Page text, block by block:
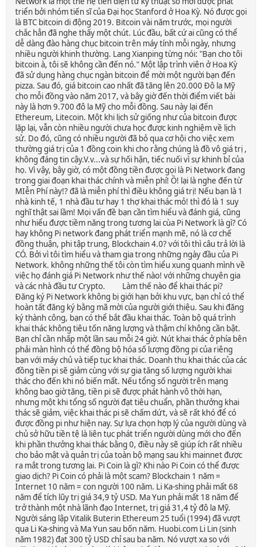
triển bởi nhóm tiến sĩ của Đại học Stanford ở Hoa Kỳ. Nó được gọi
là BTC bitcoin di động 2019. Bitcoin vài năm trước, mọi người
chắc hẳn đã nghe thấy một chút. Lúc đầu, bất cứ ai cũng có thể
dễ dàng đào hàng chục bitcoin trên máy tính mỗi ngày, nhưng
nhiều người khinh thường. Lang Xianping từng nói: "Bạn cho tôi
bitcoin à, tôi sẽ không cần đến nó." Một lập trình viên ở Hoa Kỳ
đã sử dụng hàng chục ngàn bitcoin để mời một người bạn đến
pizza. Sau đó, giá bitcoin cao nhất đã tăng lên 20.000 Đô la Mỹ
cho mỗi đồng vào năm 2017, và bây giờ đến thời điểm viết bài
này là hơn 9.700 đô la Mỹ cho mỗi đồng. Sau này lại đến
Ethereum, Litecoin. Một khi lịch sử giống như của bitcoin được
lặp lại, vẫn còn nhiều người chưa học được kinh nghiệm về lịch
sử. Do đó, cũng có nhiều người đã bỏ qua cơ hội cho việc xem
thường giá trị của 1 đồng coin khi cho rằng chúng là đồ vô giá trị ,
không đáng tin cậy.V.v...và sự hối hận, tiếc nuối vì sự khinh bỉ của
họ. Vì vậy, bây giờ, có một đồng tiền được gọi là Pi Network đang
trong giai đoạn khai thác chính và miễn phí! Ồ! lại là nghe đến từ
MIễn Phí này!? đã là miễn phí thì điều không giá trị! Nếu bạn là 1
nhà kinh tế, 1 nhà đầu tư hay 1 thợ khai thác mỏ! thì đó là 1 suy
nghĩ thật sai lầm! Mọi vấn đề bạn cần tìm hiểu và đánh giá, cũng
như hiểu được tiềm năng trong tương lai cùa Pi Network là gì? Có
hay không Pi network đang phát triển mạnh mẽ, nó là cơ chế
đồng thuận, phi tập trung, Blockchain 4.0? với tôi thì câu trả lời là
CÓ. Bởi vì tôi tìm hiểu và tham gia trong những ngày đầu của Pi
Network. không những thế tôi còn tìm hiểu xung quanh mình về
việc họ đánh giá Pi Network như thế nào! với những chuyên gia
và các nhà đầu tư Crypto. Làm thế nào để khai thác pi?
Đăng ký Pi Network không bị giới hạn bởi khu vực, bạn chỉ có thể
hoàn tất đăng ký bằng mã mời của người giới thiệu. Sau khi đăng
ký thành công, bạn có thể bắt đầu khai thác. Toàn bộ quá trình
khai thác không tiêu tốn năng lượng và thậm chí không cần bật.
Bạn chỉ cần nhấp một lần sau mỗi 24 giờ. Nút khai thác ở phía bên
phải màn hình có thể đồng bộ hóa số lượng đồng pi của riêng
bạn với máy chủ và tiếp tục khai thác. Doanh thu khai thác của các
đồng tiền pi sẽ giảm cùng với sự gia tăng số lượng người khai
thác cho đến khi nó biến mất. Nếu tổng số người trên mạng
không bao giờ tăng, tiền pi sẽ được phát hành vô thời hạn,
nhưng một khi tổng số người đạt tiêu chuẩn, phần thưởng khai
thác sẽ giảm, việc khai thác pi sẽ chấm dứt, và sẽ rất khó để có
được đồng pi như hiện nay. Sự lựa chọn hợp lý của người dùng và
chủ sở hữu tiền tệ là liên tục phát triển người dùng mới cho đến
khi phần thưởng khai thác bằng 0, điều này sẽ giúp ích rất nhiều
cho bảo mật và quản trị của toàn bộ mạng sau khi mainnet được
ra mắt trong tương lai. Pi Coin là gì? Khi nào Pi Coin có thể được
giao dịch? Pi Coin có phải là một scam? Blockchain 1 năm =
Internet 10 năm = con người 100 năm. Li Ka-shing phải mất 68
năm để tích lũy trị giá 34,9 tỷ USD. Ma Yun phải mất 18 năm để
trở thành một nhà lãnh đạo Internet, trị giá 31,4 tỷ đô la Mỹ.
Người sáng lập Vitalik Buterin Ethereum 25 tuổi (1994) đã vượt
qua Li Ka-shing và Ma Yun sau bốn năm. Huobi.com Li Lin (sinh
năm 1982) đạt 300 tỷ USD chỉ sau ba năm. Nó vượt xa so với